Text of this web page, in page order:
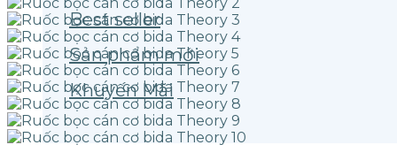
Best seller
Sản phẩm mới
Khuyến Mãi